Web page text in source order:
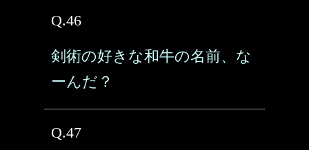
Q.46
剣術の好きな和牛の名前、な
ーんだ？
Q.47